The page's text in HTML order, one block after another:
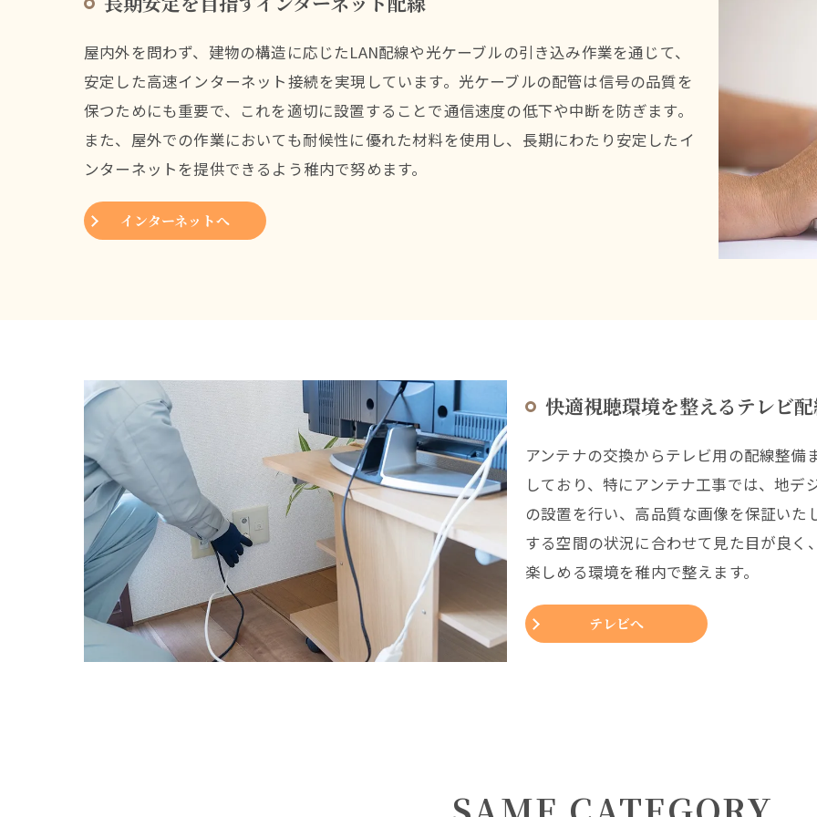
屋内外を問わず、建物の構造に応じたLAN配線や光ケーブルの引き込み作業を通じて、
安定した高速インターネット接続を実現しています。光ケーブルの配管は信号の品質を
保つためにも重要で、これを適切に設置することで通信速度の低下や中断を防ぎます。
また、屋外での作業においても耐候性に優れた材料を使用し、長期にわたり安定したイ
ンターネットを提供できるよう稚内で努めます。
インターネットへ
快適視聴環境を整えるテレビ
アンテナの交換からテレビ用の配線整
しており、特にアンテナ工事では、地デ
の設置を行い、高品質な画像を保証い
する空間の状況に合わせて見た目が良
楽しめる環境を稚内で整えます。
テレビへ